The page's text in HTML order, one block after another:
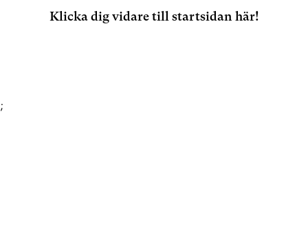
Klicka dig vidare till startsidan här!
;